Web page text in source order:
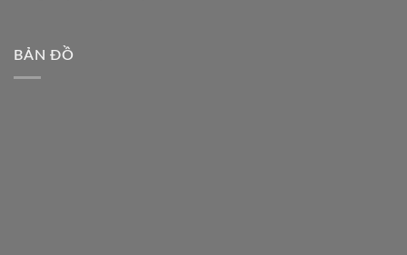
BẢN ĐỒ